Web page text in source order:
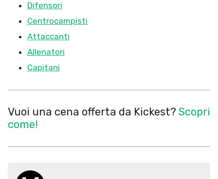
Difensori
Centrocampisti
Attaccanti
Allenatori
Capitani
Vuoi una cena offerta da Kickest? Scopri
come!